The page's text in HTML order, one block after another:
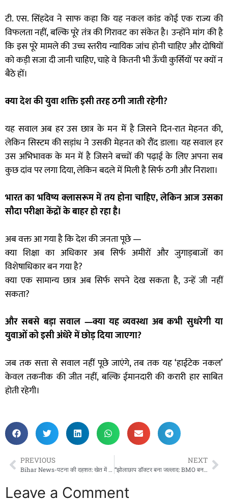
टी. एस. सिंहदेव ने साफ कहा कि यह नकल कांड कोई एक राज्य की
विफलता नहीं, बल्कि पूरे तंत्र की गिरावट का संकेत है। उन्होंने मांग की है
कि इस पूरे मामले की उच्च स्तरीय न्यायिक जांच होनी चाहिए और दोषियों
को कड़ी सजा दी जानी चाहिए, चाहे वे कितनी भी ऊँची कुर्सियों पर क्यों न
बैठे हों।
क्या देश की युवा शक्ति इसी तरह ठगी जाती रहेगी?
यह सवाल अब हर उस छात्र के मन में है जिसने दिन-रात मेहनत की,
लेकिन सिस्टम की सड़ांध ने उसकी मेहनत को रौंद डाला। यह सवाल हर
उस अभिभावक के मन में है जिसने बच्चों की पढ़ाई के लिए अपना सब
कुछ दांव पर लगा दिया, लेकिन बदले में मिली है सिर्फ ठगी और निराशा।
भारत का भविष्य क्लासरूम में तय होना चाहिए, लेकिन आज उसका
सौदा परीक्षा केंद्रों के बाहर हो रहा है।
अब वक्त आ गया है कि देश की जनता पूछे —
क्या शिक्षा का अधिकार अब सिर्फ अमीरों और जुगाड़बाजों का
विशेषाधिकार बन गया है?
क्या एक सामान्य छात्र अब सिर्फ सपने देख सकता है, उन्हें जी नहीं
सकता?
और सबसे बड़ा सवाल —क्या यह व्यवस्था अब कभी सुधरेगी या
युवाओं को इसी अंधेरे में छोड़ दिया जाएगा?
जब तक सत्ता से सवाल नहीं पूछे जाएंगे, तब तक यह ‘हाईटेक नकल’
केवल तकनीक की जीत नहीं, बल्कि ईमानदारी की करारी हार साबित
होती रहेगी।
PREVIOUS
Bihar News-पटना की दहशत: खेत में सिंचाई करते वक्त गोलियों से छलनी हुआ भाजपा नेता, सुरेंद्र केवट की हत्या से मचा कोहराम!
NEXT
“झोलाछाप डॉक्टर बना जल्लाद: BMO बन गया पहरेदार!”पत्थलगांव में मौत का कारोबार, स्वास्थ्य विभाग बना दर्शक दीर्घा!”….
Leave a Comment